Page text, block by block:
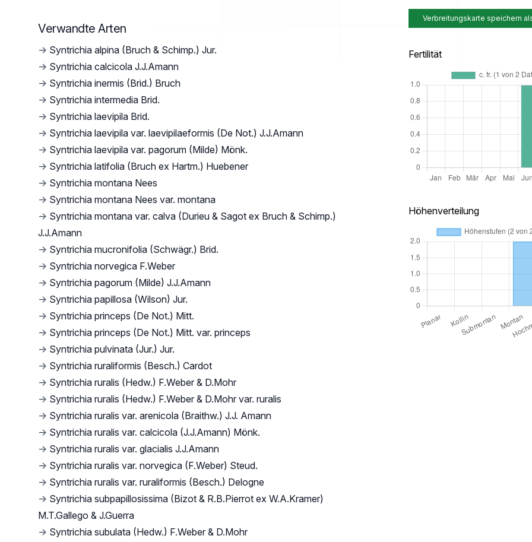
Verbreitungskarte speichern
Fertilität
Höhenverteilung
Verwandte Arten
→ Syntrichia alpina (Bruch & Schimp.) Jur.
→ Syntrichia calcicola J.J.Amann
→ Syntrichia inermis (Brid.) Bruch
→ Syntrichia intermedia Brid.
→ Syntrichia laevipila Brid.
→ Syntrichia laevipila var. laevipilaeformis (De Not.) J.J.Amann
→ Syntrichia laevipila var. pagorum (Milde) Mönk.
→ Syntrichia latifolia (Bruch ex Hartm.) Huebener
→ Syntrichia montana Nees
→ Syntrichia montana Nees var. montana
→ Syntrichia montana var. calva (Durieu & Sagot ex Bruch & Schimp.)
J.J.Amann
→ Syntrichia mucronifolia (Schwägr.) Brid.
→ Syntrichia norvegica F.Weber
→ Syntrichia pagorum (Milde) J.J.Amann
→ Syntrichia papillosa (Wilson) Jur.
→ Syntrichia princeps (De Not.) Mitt.
→ Syntrichia princeps (De Not.) Mitt. var. princeps
→ Syntrichia pulvinata (Jur.) Jur.
→ Syntrichia ruraliformis (Besch.) Cardot
→ Syntrichia ruralis (Hedw.) F.Weber & D.Mohr
→ Syntrichia ruralis (Hedw.) F.Weber & D.Mohr var. ruralis
→ Syntrichia ruralis var. arenicola (Braithw.) J.J. Amann
→ Syntrichia ruralis var. calcicola (J.J.Amann) Mönk.
→ Syntrichia ruralis var. glacialis J.J.Amann
→ Syntrichia ruralis var. norvegica (F.Weber) Steud.
→ Syntrichia ruralis var. ruraliformis (Besch.) Delogne
→ Syntrichia subpapillosissima (Bizot & R.B.Pierrot ex W.A.Kramer)
M.T.Gallego & J.Guerra
→ Syntrichia subulata (Hedw.) F.Weber & D.Mohr